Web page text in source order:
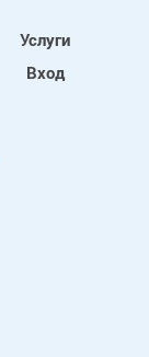
Услуги
Вход